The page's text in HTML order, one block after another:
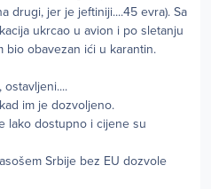
drugi, jer je jeftiniji....45 evra). Sa
ukrcao u avion i po sletanju
bio obavezan ići u karantin.
im je dozvoljeno.
lako dostupno i cijene su
Srbije bez EU dozvole